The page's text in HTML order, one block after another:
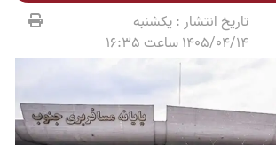
تاریخ انتشار :یکشنبه
1405/04/14 ساعت 16:35